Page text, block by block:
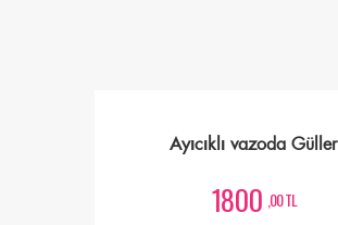
Ayıcıklı vazoda Güller
1800 ,00 TL